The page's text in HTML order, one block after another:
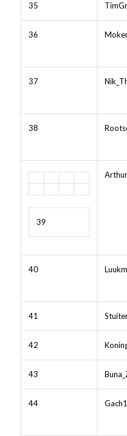
35
36
37
38
39
40
41
42
43
44